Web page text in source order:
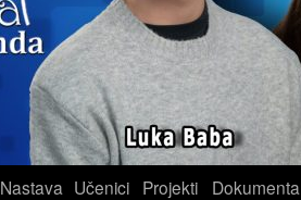
Nastava Učenici Projekti Dokumenta